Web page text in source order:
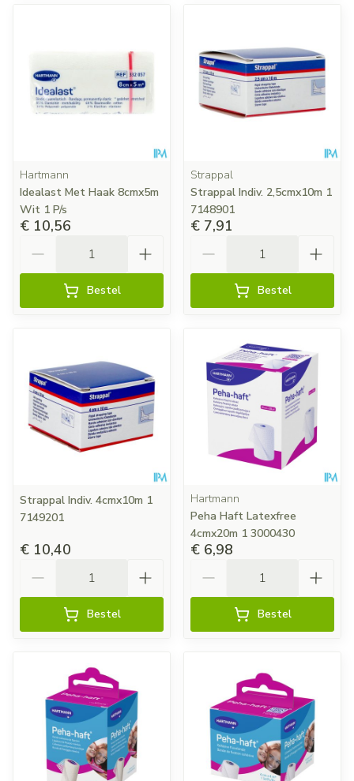
Hartmann
Idealast Met Haak 8cmx5m
Wit 1 P/s
€ 10,56
Bestel
Strappal
Strappal Indiv. 2,5cmx10m 1
7148901
€ 7,91
Bestel
Strappal Indiv. 4cmx10m 1
7149201
€ 10,40
Bestel
Hartmann
Peha Haft Latexfree
4cmx20m 1 3000430
€ 6,98
Bestel